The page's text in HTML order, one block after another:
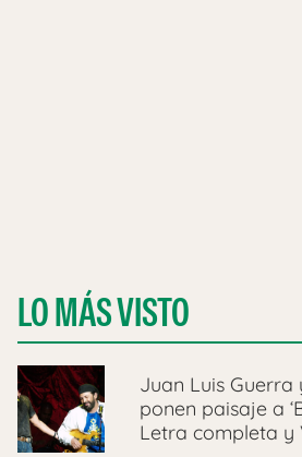
LO MÁS VISTO
Juan Luis Guerra
ponen paisaje a
Letra completa y